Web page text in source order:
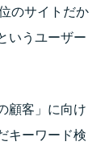
のサイトだか
いうユーザー
顧客」に向け
キーワード検